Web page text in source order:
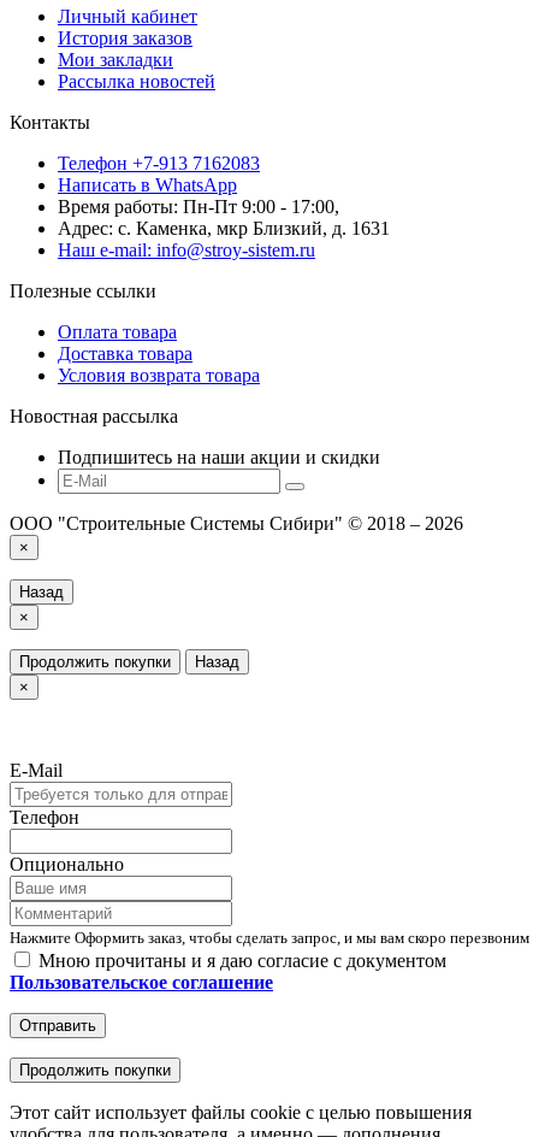
Личный кабинет
История заказов
Мои закладки
Рассылка новостей
Контакты
Телефон +7-913 7162083
Написать в WhatsApp
Время работы: Пн-Пт 9:00 - 17:00,
Адрес: с. Каменка, мкр Близкий, д. 1631
Наш e-mail: info@stroy-sistem.ru
Полезные ссылки
Оплата товара
Доставка товара
Условия возврата товара
Новостная рассылка
Подпишитесь на наши акции и скидки
ООО "Строительные Системы Сибири" © 2018 – 2026
×
Назад
×
Продолжить покупки
Назад
×
E-Mail
Телефон
Опционально
Нажмите Оформить заказ, чтобы сделать запрос, и мы вам скоро перезвоним
Мною прочитаны и я даю согласие с документом
Пользовательское соглашение
Отправить
Продолжить покупки
Этот сайт использует файлы cookie с целью повышения